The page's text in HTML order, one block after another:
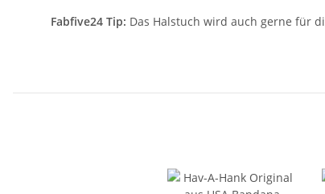
Fabfive24 Tip: Das Halstuch wird auch gerne für